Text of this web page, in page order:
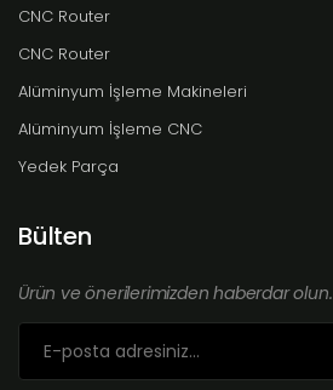
CNC Router
CNC Router
Alüminyum İşleme Makineleri
Alüminyum İşleme CNC
Yedek Parça
Bülten
Ürün ve önerilerimizden haberdar olun.